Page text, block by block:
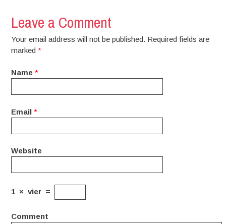
Leave a Comment
Your email address will not be published. Required fields are
marked*
Name *
Email *
Website
1 × vier =
Comment